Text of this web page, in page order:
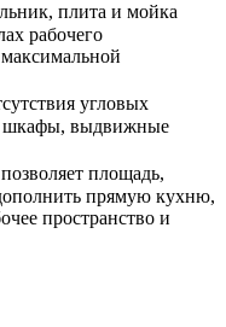
плита и мойка
рабочего
угловых
шкафы, выдвижные
площадь,
прямую кухню,
пространство и